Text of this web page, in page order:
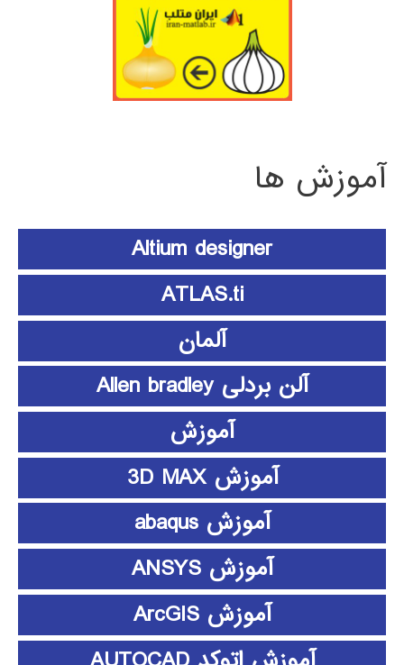
آموزش ها
Altium designer
ATLAS.ti
آلمان
آلن بردلی Allen bradley
آموزش
آموزش 3D MAX
آموزش abaqus
آموزش ANSYS
آموزش ArcGIS